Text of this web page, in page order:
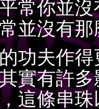
常你並
並沒有
夫作得
實有許
這條串